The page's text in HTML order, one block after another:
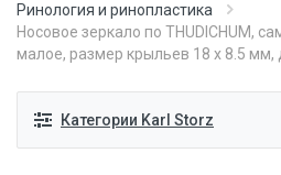
Ринология и ринопластика
Носовое зеркало по THUDICHUM,
малое, размер крыльев 18 х 8.5 мм,
Категории Karl Storz